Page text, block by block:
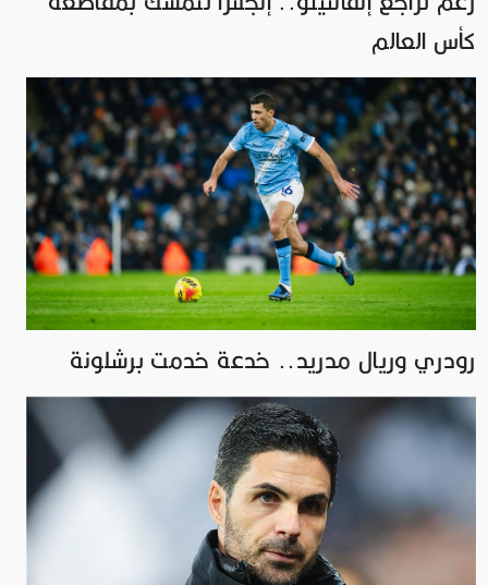
كأس العالم
رودري وريال مدريد.. خدعة خدمت برشلونة